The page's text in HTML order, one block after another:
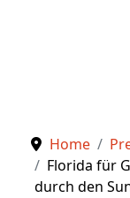
Home
Florida für
durch den